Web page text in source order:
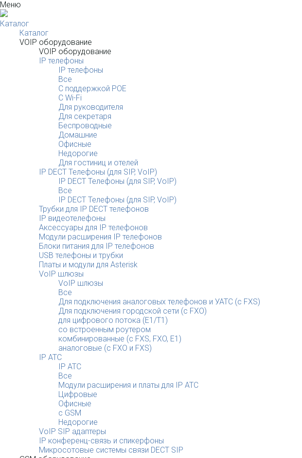
Меню
Каталог
Каталог
VOIP оборудование
VOIP оборудование
IP телефоны
IP телефоны
Все
С поддержкой POE
C Wi-Fi
Для руководителя
Для секретаря
Беспроводные
Домашние
Офисные
Недорогие
Для гостиниц и отелей
IP DECT Телефоны (для SIP, VoIP)
IP DECT Телефоны (для SIP, VoIP)
Все
IP DECT Телефоны (для SIP, VoIP)
Трубки для IP DECT телефонов
IP видеотелефоны
Аксессуары для IP телефонов
Модули расширения IP телефонов
Блоки питания для IP телефонов
USB телефоны и трубки
Платы и модули для Asterisk
VoIP шлюзы
VoIP шлюзы
Все
Для подключения аналоговых телефонов и УАТС (с FXS)
Для подключения городской сети (с FXO)
для цифрового потока (E1/T1)
со встроенным роутером
комбинированные (c FXS, FXO, E1)
аналоговые (с FXO и FXS)
IP АТС
IP АТС
Все
Модули расширения и платы для IP АТС
Цифровые
Офисные
с GSM
Недорогие
VoIP SIP адаптеры
IP конференц-связь и спикерфоны
Микросотовые системы связи DECT SIP